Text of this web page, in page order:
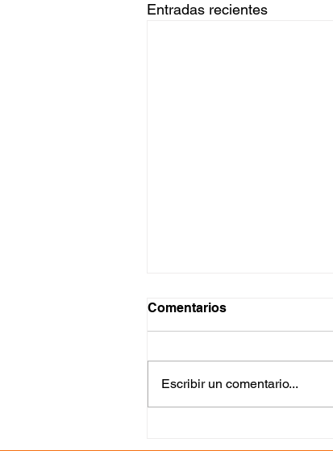
Entradas recientes
Comentarios
Escribir un comentario...